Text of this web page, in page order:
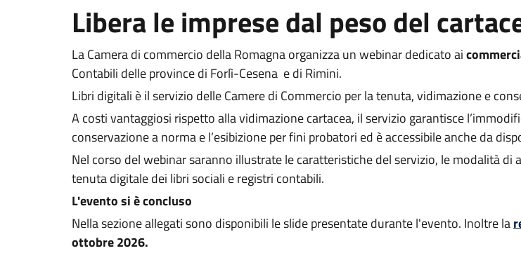
Libera le imprese dal peso del
La Camera di commercio della Romagna organizza un webinar dedicato ai
Contabili delle province di Forlì-Cesena e di Rimini.
Libri digitali è il servizio delle Camere di Commercio per la tenuta, vidimazione e
A costi vantaggiosi rispetto alla vidimazione cartacea, il servizio garantisce
conservazione a norma e l’esibizione per fini probatori ed è accessibile anche da
Nel corso del webinar saranno illustrate le caratteristiche del servizio, le modalità
tenuta digitale dei libri sociali e registri contabili.
L'evento si è concluso
Nella sezione allegati sono disponibili le slide presentate durante l'evento. Inoltre la
ottobre 2026.